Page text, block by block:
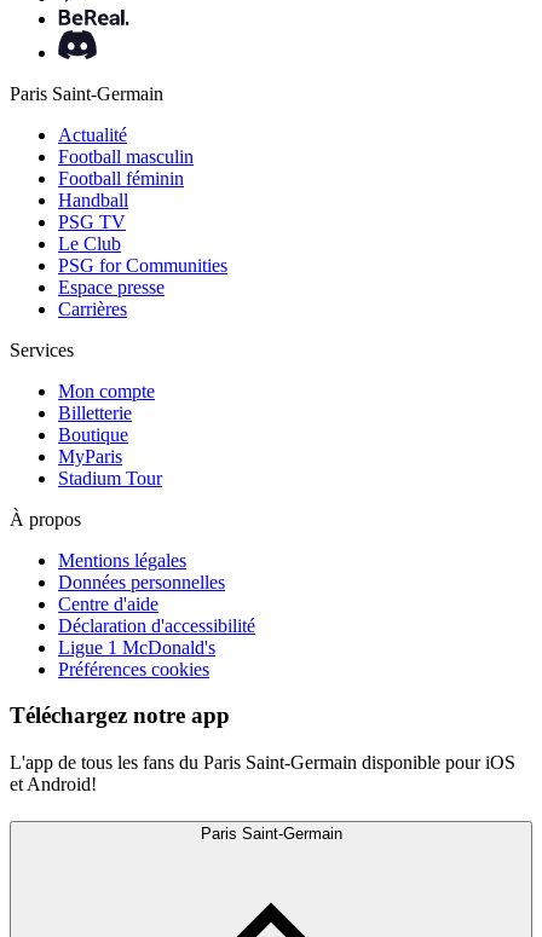
Paris Saint-Germain
Actualité
Football masculin
Football féminin
Handball
PSG TV
Le Club
PSG for Communities
Espace presse
Carrières
Services
Mon compte
Billetterie
Boutique
MyParis
Stadium Tour
À propos
Mentions légales
Données personnelles
Centre d'aide
Déclaration d'accessibilité
Ligue 1 McDonald's
Préférences cookies
Téléchargez notre app
L'app de tous les fans du Paris Saint-Germain disponible pour iOS
et Android!
Paris Saint-Germain